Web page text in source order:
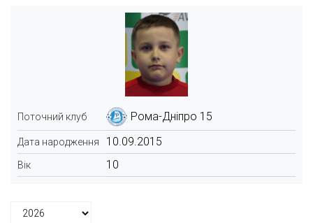
Поточний клуб Рома-Дніпро 15
Дата народження 10.09.2015
Вік 10